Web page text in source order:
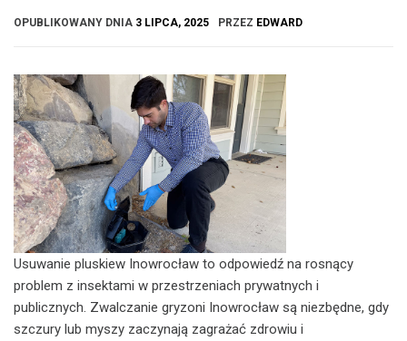
OPUBLIKOWANY DNIA 3 LIPCA, 2025 PRZEZ EDWARD
Usuwanie pluskiew Inowrocław to odpowiedź na rosnący
problem z insektami w przestrzeniach prywatnych i
publicznych. Zwalczanie gryzoni Inowrocław są niezbędne, gdy
szczury lub myszy zaczynają zagrażać zdrowiu i